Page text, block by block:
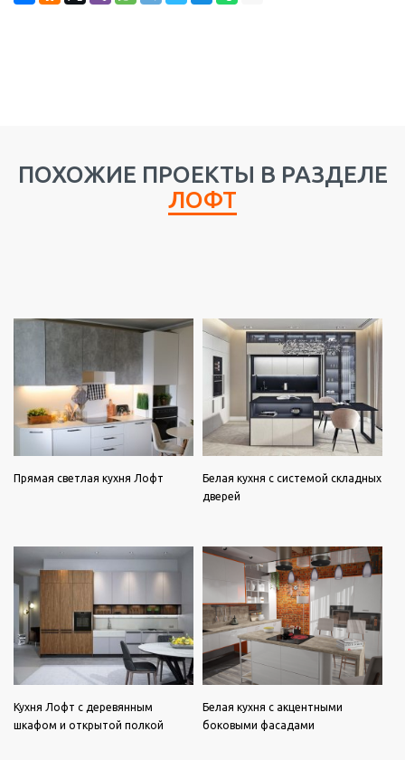
ПОХОЖИЕ ПРОЕКТЫ В РАЗДЕЛЕ
ЛОФТ
Прямая светлая кухня Лофт
Белая кухня с системой складных
дверей
Кухня Лофт с деревянным
шкафом и открытой полкой
Белая кухня с акцентными
боковыми фасадами